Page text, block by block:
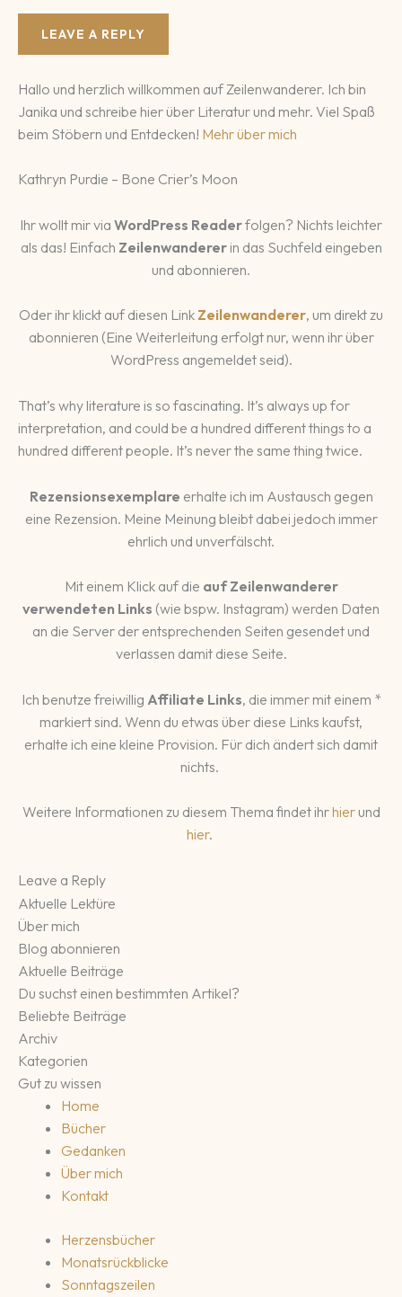
Hallo und herzlich willkommen auf Zeilenwanderer. Ich bin
Janika und schreibe hier über Literatur und mehr. Viel Spaß
beim Stöbern und Entdecken! Mehr über mich
Kathryn Purdie – Bone Crier’s Moon
Ihr wollt mir via WordPress Readerfolgen? Nichts leichter
als das! Einfach Zeilenwandererin das Suchfeld eingeben
und abonnieren.
Oder ihr klickt auf diesen Link Zeilenwanderer, um direkt zu
abonnieren (Eine Weiterleitung erfolgt nur, wenn ihr über
WordPress angemeldet seid).
That’s why literature is so fascinating. It’s always up for
interpretation, and could be a hundred different things to a
hundred different people. It’s never the same thing twice.
Rezensionsexemplare erhalte ich im Austausch gegen
eine Rezension. Meine Meinung bleibt dabei jedoch immer
ehrlich und unverfälscht.
Mit einem Klick auf die auf Zeilenwanderer
verwendeten Links (wie bspw. Instagram) werden Daten
an die Server der entsprechenden Seiten gesendet und
verlassen damit diese Seite.
Ich benutze freiwillig Affiliate Links, die immer mit einem *
markiert sind. Wenn du etwas über diese Links kaufst,
erhalte ich eine kleine Provision. Für dich ändert sich damit
nichts.
Weitere Informationen zu diesem Thema findet ihrhierund
hier.
Leave a Reply
Aktuelle Lektüre
Über mich
Blog abonnieren
Aktuelle Beiträge
Du suchst einen bestimmten Artikel?
Beliebte Beiträge
Archiv
Kategorien
Gut zu wissen
Home
Bücher
Gedanken
Über mich
Kontakt
Herzensbücher
Monatsrückblicke
Sonntagszeilen